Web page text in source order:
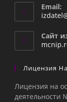
Email:
Сайт
Лицензия
Лицензия на
деятельности